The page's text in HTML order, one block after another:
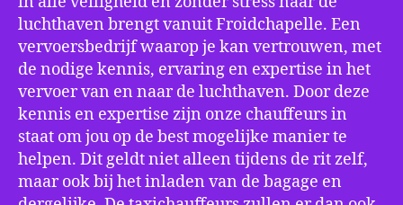
luchthaven brengt vanuit Froidchapelle. Een
vervoersbedrijf waarop je kan vertrouwen, met
de nodige kennis, ervaring en expertise in het
vervoer van en naar de luchthaven. Door deze
kennis en expertise zijn onze chauffeurs in
staat om jou op de best mogelijke manier te
helpen. Dit geldt niet alleen tijdens de rit zelf,
maar ook bij het inladen van de bagage en